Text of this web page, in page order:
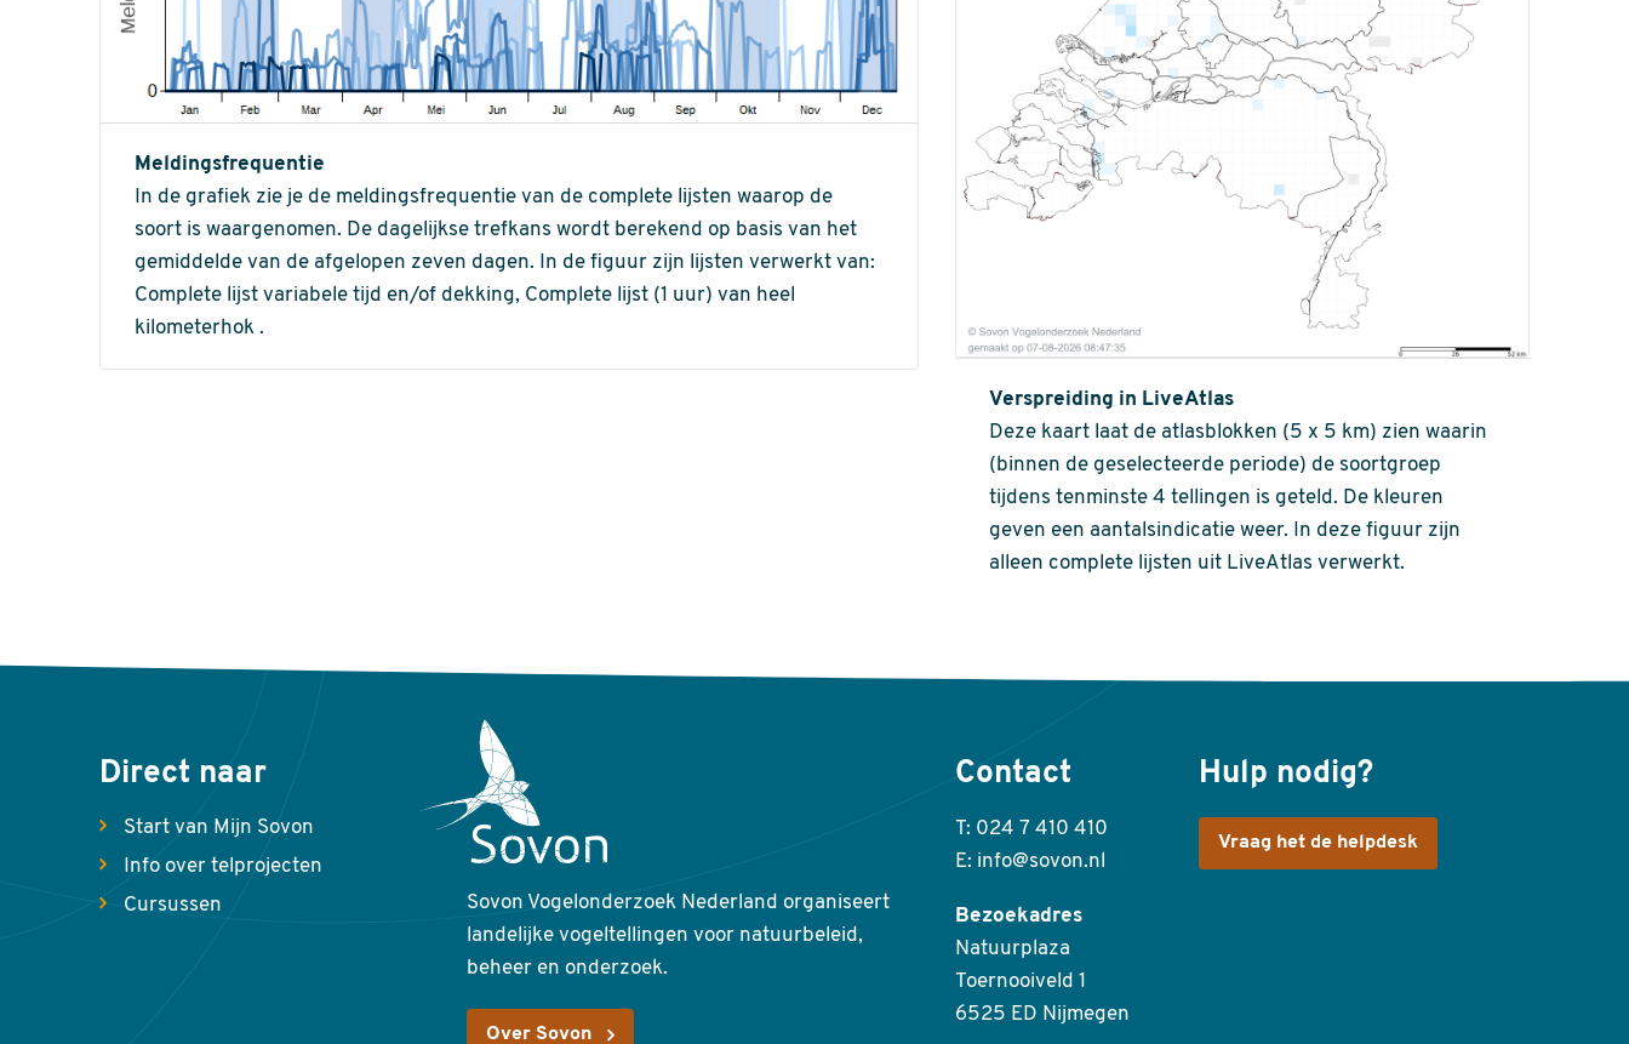
Meldingsfrequentie
In de grafiek zie je de meldingsfrequentie van de complete lijsten waarop de
soort is waargenomen. De dagelijkse trefkans wordt berekend op basis van het
gemiddelde van de afgelopen zeven dagen. In de figuur zijn lijsten verwerkt van:
Complete lijst variabele tijd en/of dekking, Complete lijst (1 uur) van heel
kilometerhok .
Verspreiding in LiveAtlas
Deze kaart laat de atlasblokken (5 x 5 km) zien waarin
(binnen de geselecteerde periode) de soortgroep
tijdens tenminste 4 tellingen is geteld. De kleuren
geven een aantalsindicatie weer. In deze figuur zijn
alleen complete lijsten uit LiveAtlas verwerkt.
Direct naar
Start van Mijn Sovon
Info over telprojecten
Cursussen
Sovon Vogelonderzoek Nederland organiseert
landelijke vogeltellingen voor natuurbeleid,
beheer en onderzoek.
Over Sovon
Contact
T: 024 7 410 410
E: info@sovon.nl
Bezoekadres
Natuurplaza
Toernooiveld 1
6525 ED Nijmegen
Hulp nodig?
Vraag het de helpdesk